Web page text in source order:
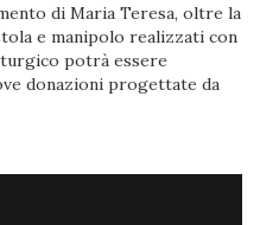
di Maria Teresa, oltre la
e manipolo realizzati con
potrà essere
donazioni progettate da